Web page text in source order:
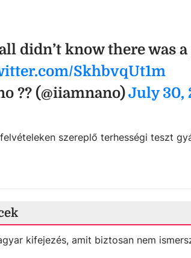
didn’t know there was
SkhbvqUt1m
?? (@iiamnano)July 30,
szereplő terhességi teszt
kifejezés, amit biztosan nem